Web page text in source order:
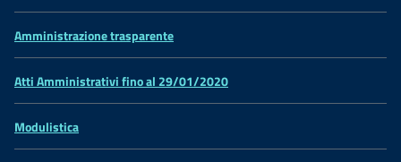
Amministrazione trasparente
Atti Amministrativi fino al 29/01/2020
Modulistica